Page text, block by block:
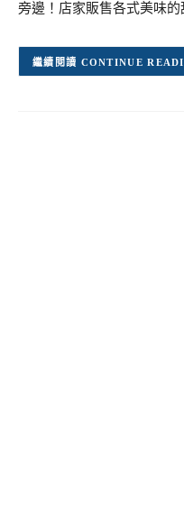
旁邊！店家販售各式美味
CONTINUE